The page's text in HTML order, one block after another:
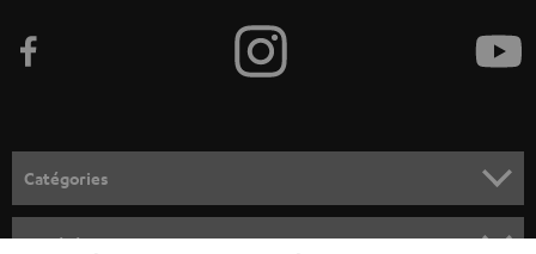
z
o
u
s
Catégories
Société